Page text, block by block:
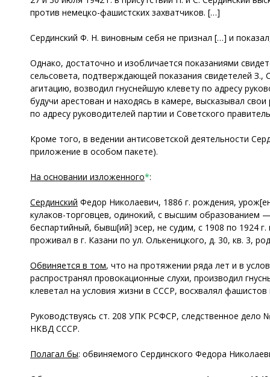
против немецко-фашистских захватчиков. […]
Сердинский Ф. Н. виновным себя не признал […] и
Однако, достаточно и изобличается показаниями
сельсовета, подтверждающей показания свидетелей З.,
агитацию, возводил гнуснейшую клевету по адресу
будучи арестован и находясь в камере, высказывал
по адресу руководителей партии и Советского
Кроме того, в ведении антисоветской деятельности
приложение в особом пакете).
На основании изложенного*:
Сердинский Федор Николаевич, 1886 г. рождения,
кулаков-торговцев, одинокий, с высшим образованием
беспартийный, бывш[ий] эсер, не судим, с 1908 по 1924
проживал в г. Казани по ул. Олькеницкого, д. 30, кв. 3,
Обвиняется в том, что на протяжении ряда лет и в
распространял провокационные слухи, производил
клеветал на условия жизни в СССР, восхвалял
Руководствуясь ст. 208 УПК РСФСР, следственное
НКВД СССР.
Полагал бы: обвиняемого Сердинского Федора